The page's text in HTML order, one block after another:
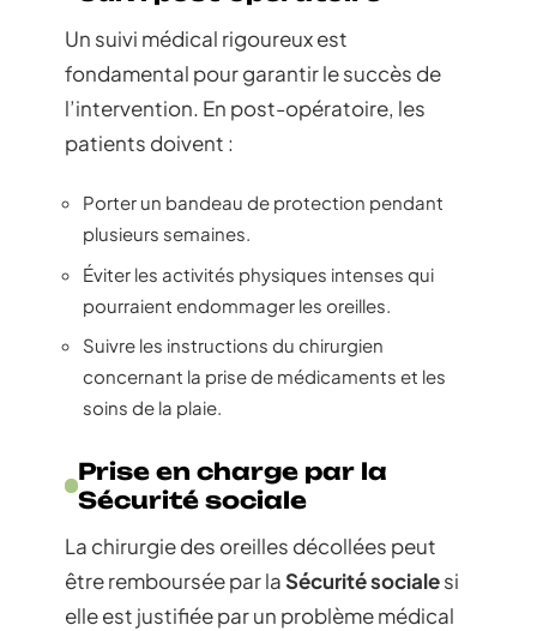
Un suivi médical rigoureux est
fondamental pour garantir le succès de
l’intervention. En post-opératoire, les
patients doivent :
Porter un bandeau de protection pendant
plusieurs semaines.
Éviter les activités physiques intenses qui
pourraient endommager les oreilles.
Suivre les instructions du chirurgien
concernant la prise de médicaments et les
soins de la plaie.
Prise en charge par la
Sécurité sociale
La chirurgie des oreilles décollées peut
être remboursée par la Sécurité socialesi
elle est justifiée par un problème médical